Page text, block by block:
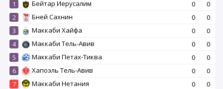
1 Бейтар Иерусалим 0
0
2
Бней Сахнин 0
0
3
Маккаби Хайфа 0
0
4
Маккаби Тель-Авив 0
0
5
Маккаби Петах-Тиква 0
0
6
Хапоэль Тель-Авив 0
0
7
Маккаби Нетания 0
0